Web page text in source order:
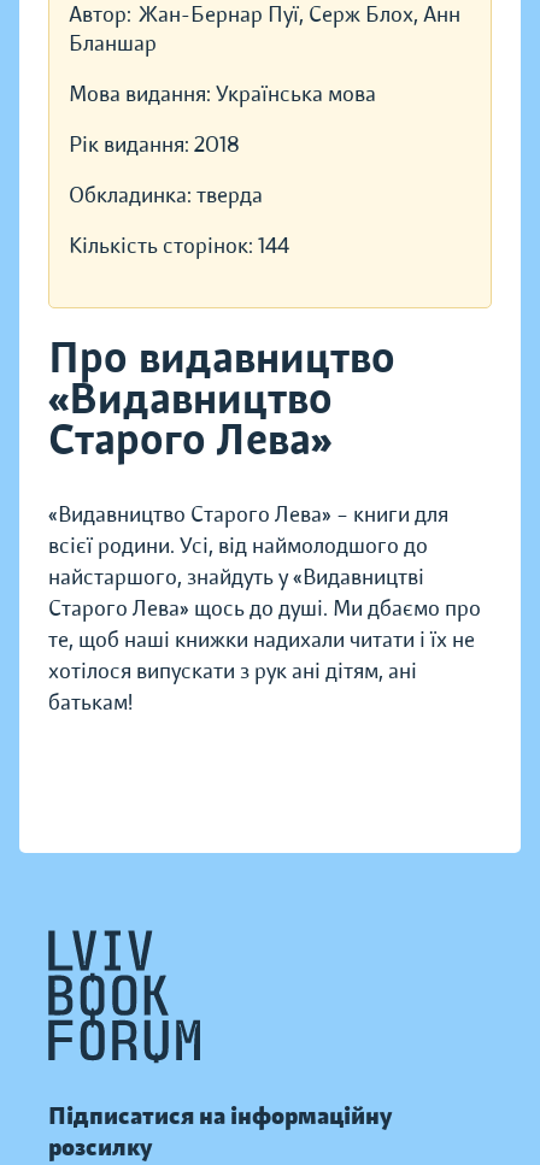
Автор: Жан-Бернар Пуї, Серж Блох, Анн
Бланшар
Мова видання: Українська мова
Рік видання: 2018
Обкладинка: тверда
Кількість сторінок: 144
Про видавництво
«Видавництво
Старого Лева»
«Видавництво Старого Лева» – книги для
всієї родини. Усі, від наймолодшого до
найстаршого, знайдуть у «Видавництві
Старого Лева» щось до душі. Ми дбаємо про
те, щоб наші книжки надихали читати і їх не
хотілося випускати з рук ані дітям, ані
батькам!
Підписатися на інформаційну
розсилку